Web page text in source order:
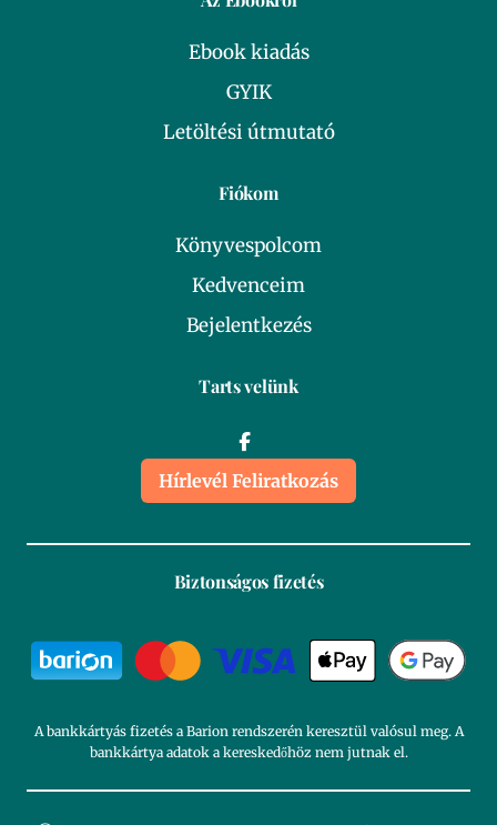
Ebook kiadás
GYIK
Letöltési útmutató
Fiókom
Könyvespolcom
Kedvenceim
Bejelentkezés
Tarts velünk
Hírlevél Feliratkozás
Biztonságos fizetés
A bankkártyás fizetés a Barion rendszerén keresztül valósul meg. A
bankkártya adatok a kereskedőhöz nem jutnak el.